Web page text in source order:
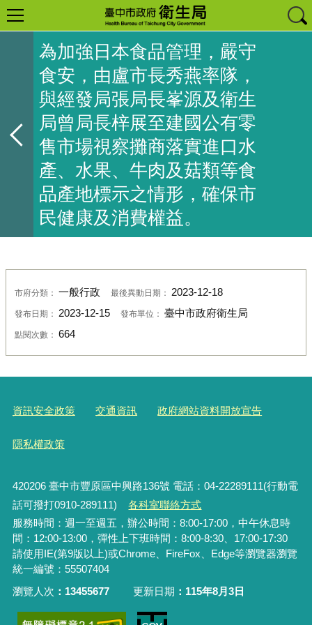
為加強日本食品管理，嚴守
食安，由盧市長秀燕率隊，
與經發局張局長峯源及衛生
局曾局長梓展至建國公有零
售市場視察攤商落實進口水
產、水果、牛肉及菇類等食
品產地標示之情形，確保市
民健康及消費權益。
市府分類： 一般行政 最後異動日期： 2023-12-18
發布日期： 2023-12-15 發布單位： 臺中市政府衛生局
點閱次數： 664
資訊安全政策 交通資訊 政府網站資料開放宣告
隱私權政策
420206臺中市豐原區中興路136號 電話：04-22289111(行動電
話可撥打0910-289111)
各科室聯絡方式
服務時間：週一至週五，辦公時間：8:00-17:00，中午休息時
間：12:00-13:00，彈性上下班時間：8:00-8:30、17:00-17:30
請使用IE(第9版以上)或Chrome、FireFox、Edge等瀏覽器瀏覽
統一編號：55507404
瀏覽人次
13455677 更新日期 115年8月3日